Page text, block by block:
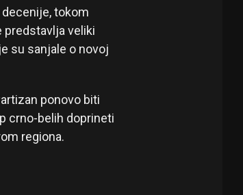
tokom
predstavlja veliki
su sanjale o novoj
ponovo biti
crno-belih doprineti
regiona.